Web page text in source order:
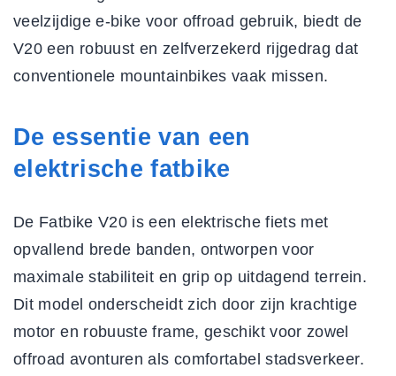
veelzijdige e-bike voor offroad gebruik, biedt de
V20 een robuust en zelfverzekerd rijgedrag dat
conventionele mountainbikes vaak missen.
De essentie van een
elektrische fatbike
De Fatbike V20 is een elektrische fiets met
opvallend brede banden, ontworpen voor
maximale stabiliteit en grip op uitdagend terrein.
Dit model onderscheidt zich door zijn krachtige
motor en robuuste frame, geschikt voor zowel
offroad avonturen als comfortabel stadsverkeer.